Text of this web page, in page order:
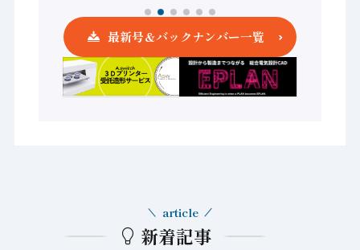
最新号＆バックナンバー一覧
新着記事
article